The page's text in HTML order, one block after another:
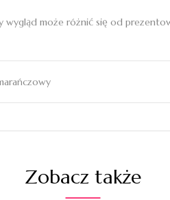
może różnić się od
Zobacz także